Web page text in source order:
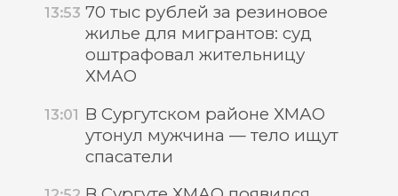
13:53 70 тыс рублей за резиновое
жилье для мигрантов: суд
оштрафовал жительницу
ХМАО
13:01 В Сургутском районе ХМАО
утонул мужчина — тело ищут
спасатели